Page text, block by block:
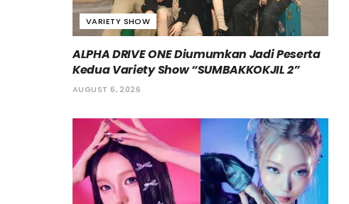
VARIETY SHOW
ALPHA DRIVE ONE Diumumkan Jadi Peserta
Kedua Variety Show “SUMBAKKOKJIL 2”
AUGUST 6, 2026